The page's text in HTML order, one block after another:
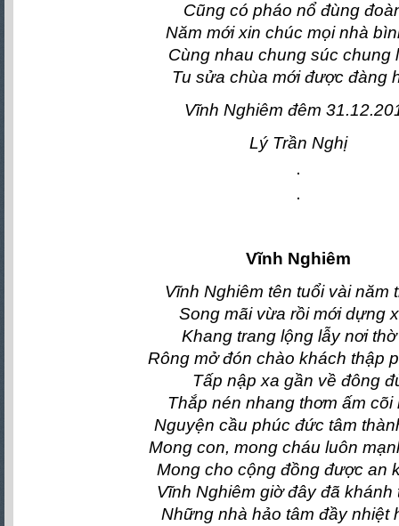
Cũng có pháo nổ đùng
Năm mới xin chúc mọi nhà
Cùng nhau chung súc chung
Tu sửa chùa mới được đàng
Vĩnh Nghiêm đêm
Lý Trần Nghị
Vĩnh Nghiêm
Vĩnh Nghiêm tên tuổi vài năm
Song mãi vừa rồi mới dựng
Khang trang lộng lẫy nơi
Rông mở đón chào khách thập
Tấp nập xa gần về đông
Thắp nén nhang thơm ấm cõi
Nguyện cầu phúc đức tâm
Mong con, mong cháu luôn
Mong cho cộng đồng được an
Vĩnh Nghiêm giờ đây đã khánh
Những nhà hảo tâm đầy nhiệt